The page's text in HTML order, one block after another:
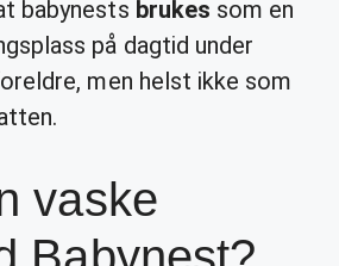
babynests brukes som en
på dagtid under
men helst ikke som
vaske